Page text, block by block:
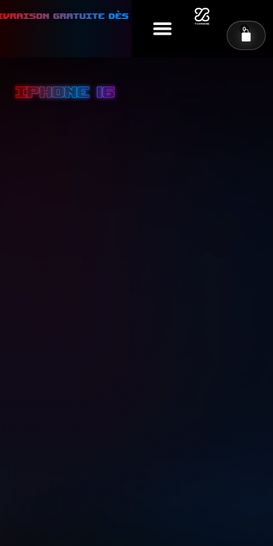
gratuite dès 50€ d'achat ⭐⭐
0